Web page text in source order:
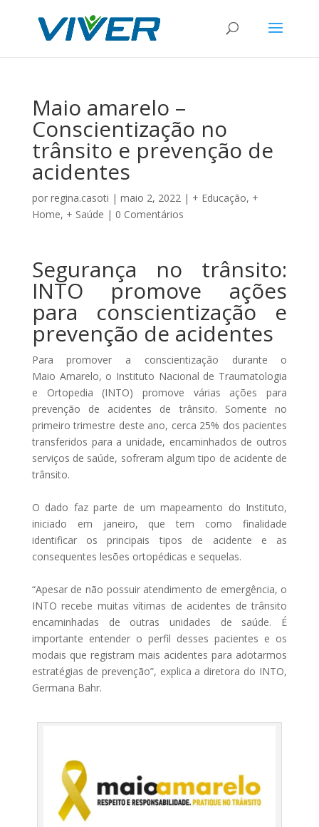
Maio amarelo –
Conscientização no
trânsito e prevenção de
acidentes
por regina.casoti | maio 2, 2022| + Educação, +
Home, + Saúde | 0 Comentários
Segurança no trânsito:
INTO promove ações
para conscientização e
prevenção de acidentes
Para promover a conscientização durante o
Maio Amarelo, o Instituto Nacional de Traumatologia
e Ortopedia (INTO) promove várias ações para
prevenção de acidentes de trânsito. Somente no
primeiro trimestre deste ano, cerca 25% dos pacientes
transferidos para a unidade, encaminhados de outros
serviços de saúde, sofreram algum tipo de acidente de
trânsito.
O dado faz parte de um mapeamento do Instituto,
iniciado em janeiro, que tem como finalidade
identificar os principais tipos de acidente e as
consequentes lesões ortopédicas e sequelas.
“Apesar de não possuir atendimento de emergência, o
INTO recebe muitas vítimas de acidentes de trânsito
encaminhadas de outras unidades de saúde. É
importante entender o perfil desses pacientes e os
modais que registram mais acidentes para adotarmos
estratégias de prevenção”, explica a diretora do INTO,
Germana Bahr.